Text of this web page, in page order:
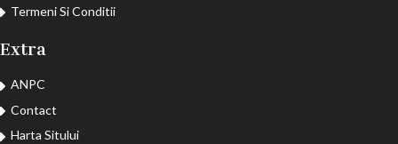
Termeni Si Conditii
Extra
ANPC
Contact
Harta Sitului